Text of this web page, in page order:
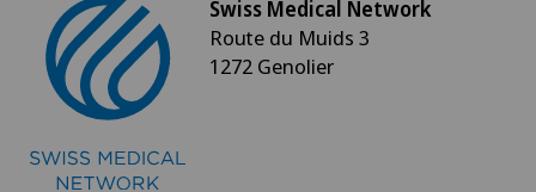
Swiss Medical Network
Route du Muids 3
1272 Genolier